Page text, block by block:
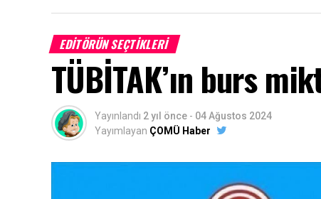
EDITÖRÜN SEÇTIKLERI
TÜBİTAK’ın burs
Yayınlandı 2 yıl önce - 04 Ağustos 2024
Yayımlayan ÇOMÜ Haber